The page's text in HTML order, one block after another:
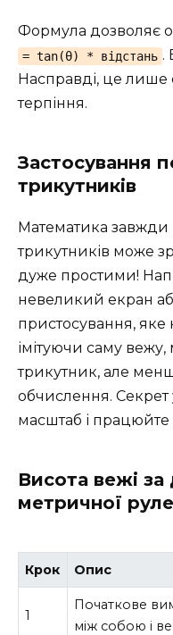
Формула дозволяє
= tan(θ) * відстань .
Насправді, це лише
терпіння.
Застосування
трикутників
Математика завжди
трикутників може
дуже простими!
невеликий екран
пристосування, яке
імітуючи саму
трикутник, але
обчислення. Секрет
масштаб і працюйте
Висота вежі
метричної
Крок Опис
1
Початкове
між собою і